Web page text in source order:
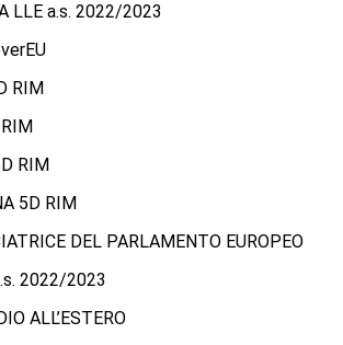
LLE a.s. 2022/2023
RIM
RIM
5D RIM
DEL PARLAMENTO EUROPEO
2022/2023
ALL’ESTERO